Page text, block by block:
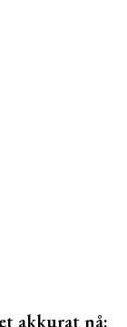
akkurat nå: